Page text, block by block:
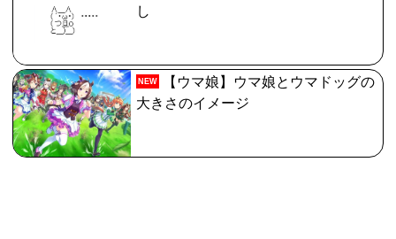
し
NEW
【ウマ娘】ウマ娘とウマドッグの
大きさのイメージ